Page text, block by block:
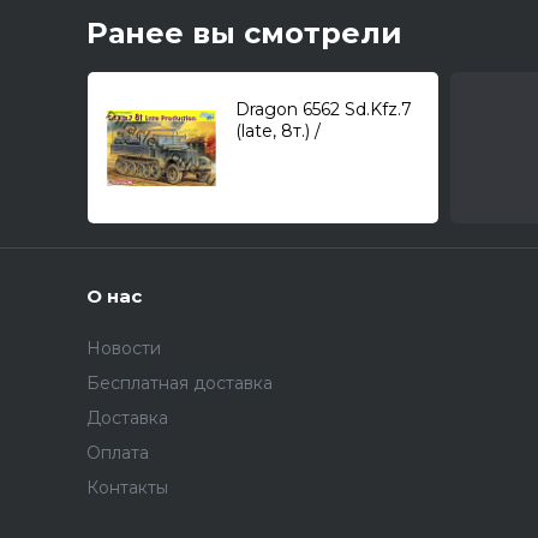
Ранее вы смотрели
Dragon 6562 Sd.Kfz.7
(late, 8т.) /
О нас
Новости
Бесплатная доставка
Доставка
Оплата
Контакты